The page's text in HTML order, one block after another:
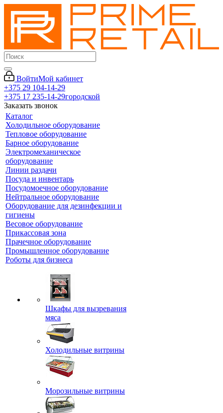
ВойтиМой кабинет
+375 29 104-14-29
+375 17 235-14-29городской
Заказать звонок
Каталог
Холодильное оборудование
Тепловое оборудование
Барное оборудование
Электромеханическое
оборудование
Линии раздачи
Посуда и инвентарь
Посудомоечное оборудование
Нейтральное оборудование
Оборудование для дезинфекции и
гигиены
Весовое оборудование
Прикассовая зона
Прачечное оборудование
Промышленное оборудование
Роботы для бизнеса
Шкафы для вызревания
мяса
Холодильные витрины
Морозильные витрины